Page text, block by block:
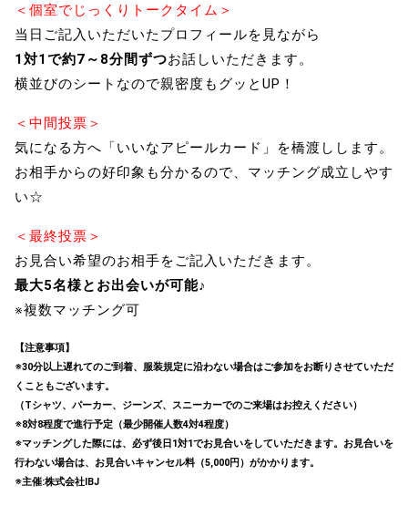
＜個室でじっくりトークタイム＞
当日ご記入いただいたプロフィールを見ながら
1対1で約7～8分間ずつお話しいただきます。
横並びのシートなので親密度もグッとUP！
＜中間投票＞
気になる方へ「いいなアピールカード」を橋渡しします。
お相手からの好印象も分かるので、マッチング成立しやす
い☆
＜最終投票＞
お見合い希望のお相手をご記入いただきます。
最大5名様とお出会いが可能♪
※複数マッチング可
【注意事項】
※30分以上遅れてのご到着、服装規定に沿わない場合はご参加をお断りさせていただ
くこともございます。
（Tシャツ、パーカー、ジーンズ、スニーカーでのご来場はお控えください）
※8対8程度で進行予定（最少開催人数4対4程度）
※マッチングした際には、必ず後日1対1でお見合いをしていただきます。お見合いを
行わない場合は、お見合いキャンセル料（5,000円）がかかります。
※主催:株式会社IBJ